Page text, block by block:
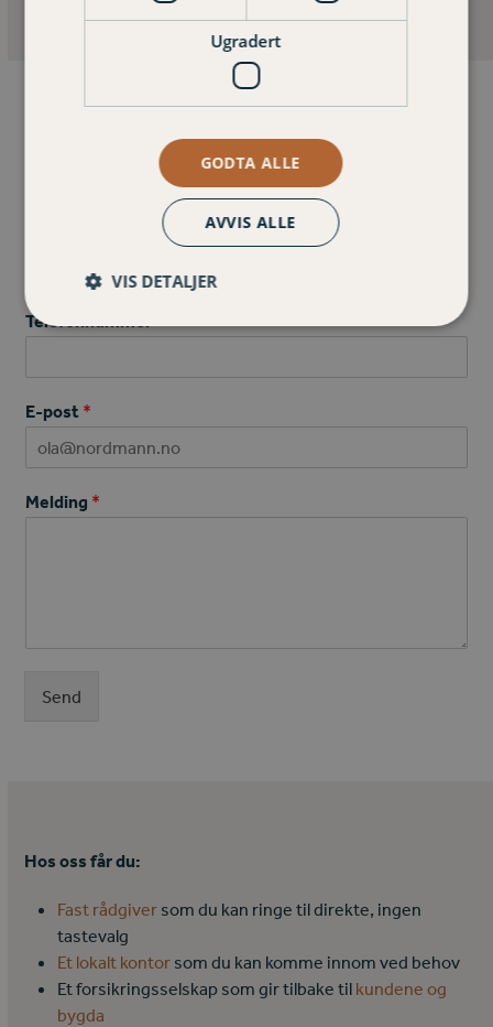
Skriv til oss:
First
Telefonnummer
E-post *
Melding *
Send
Hos oss får du:
Fast rådgiver som du kan ringe til direkte, ingen
tastevalg
Et lokalt kontor som du kan komme innom ved behov
Et forsikringsselskap som gir tilbake til kundene og
bygda
Ugradert
GODTA ALLE
AVVIS ALLE
VIS DETALJER